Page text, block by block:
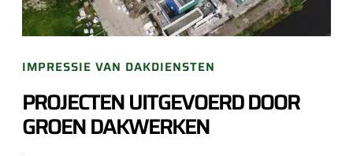
IMPRESSIE VAN DAKDIENSTEN
PROJECTEN UITGEVOERD DOOR
GROEN DAKWERKEN